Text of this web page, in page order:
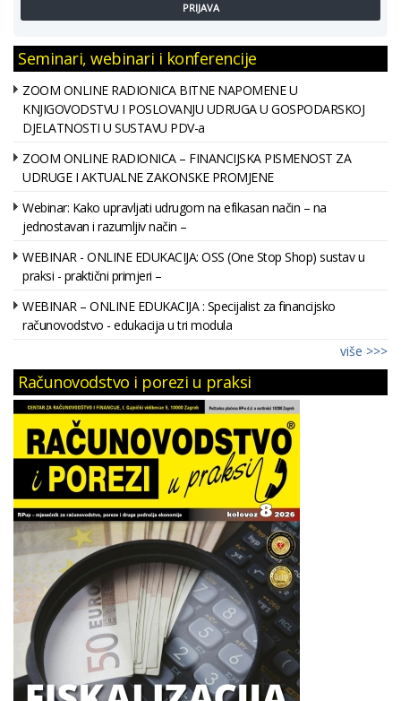
PRIJAVA
Seminari, webinari i konferencije
ZOOM ONLINE RADIONICA BITNE NAPOMENE U
KNJIGOVODSTVU I POSLOVANJU UDRUGA U GOSPODARSKOJ
DJELATNOSTI U SUSTAVU PDV-a
ZOOM ONLINE RADIONICA – FINANCIJSKA PISMENOST ZA
UDRUGE I AKTUALNE ZAKONSKE PROMJENE
Webinar: Kako upravljati udrugom na efikasan način – na
jednostavan i razumljiv način –
WEBINAR - ONLINE EDUKACIJA: OSS (One Stop Shop) sustav u
praksi - praktični primjeri –
WEBINAR – ONLINE EDUKACIJA : Specijalist za financijsko
računovodstvo - edukacija u tri modula
više >>>
Računovodstvo i porezi u praksi